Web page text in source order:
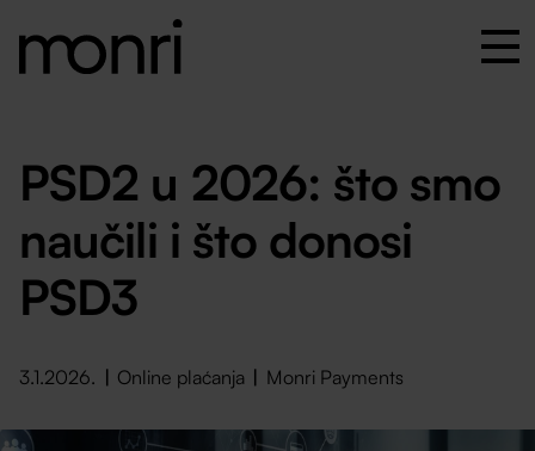
PSD2 u 2026: što smo
naučili i što donosi
PSD3
3.1.2026. Online plaćanja Monri Payments